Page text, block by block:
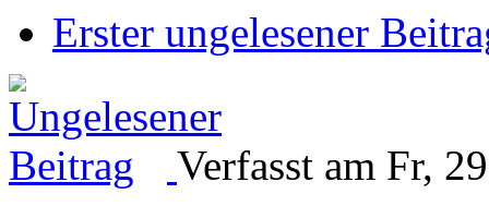
Erster ungelesener
Verfasst am Fr,